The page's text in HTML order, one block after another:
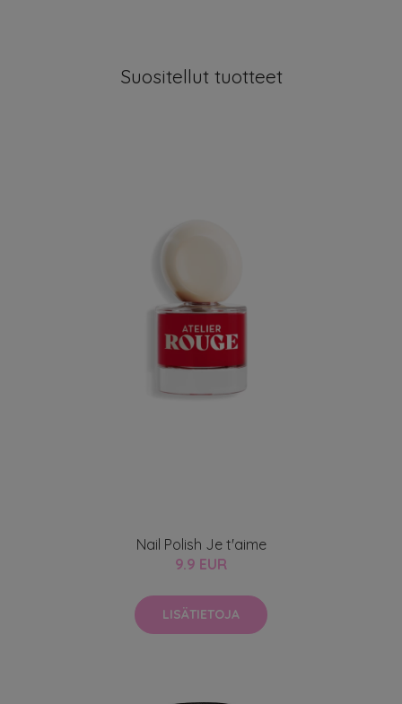
Suositellut tuotteet
Nail Polish Je t'aime
9.9 EUR
LISÄTIETOJA